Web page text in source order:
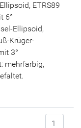
ETRS89
6°
Ellipsoid,
Krüger-
3°
mehrfarbig,
Anzahl